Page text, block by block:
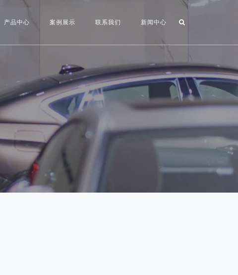
产品中心 案例展示 联系我们 新闻中心